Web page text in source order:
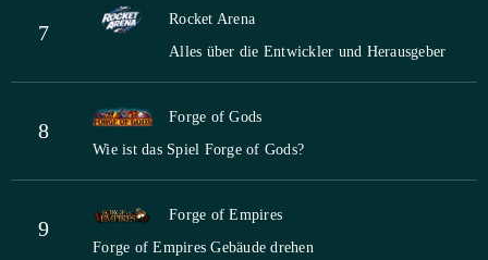
7
Rocket Arena
Alles über die Entwickler und Herausgeber
8
Forge of Gods
Wie ist das Spiel Forge of Gods?
9
Forge of Empires
Forge of Empires Gebäude drehen